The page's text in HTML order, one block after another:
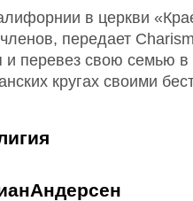
в церкви
передает
и перевез свою семью
кругах своими